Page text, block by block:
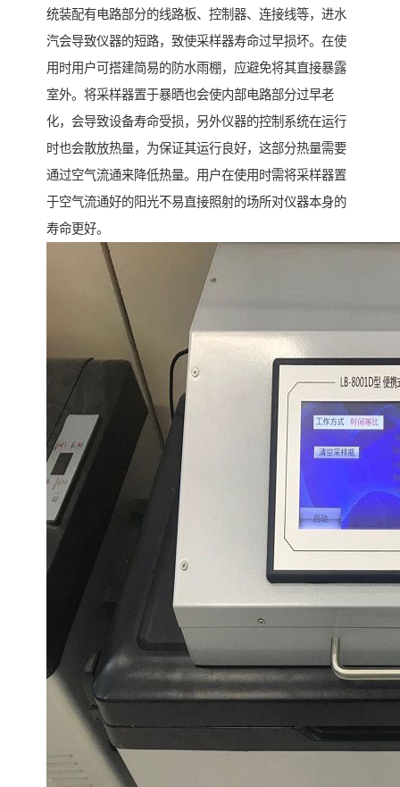
统装配有电路部分的线路板、控制器、连接线等，进水
汽会导致仪器的短路，致使采样器寿命过早损坏。在使
用时用户可搭建简易的防水雨棚，应避免将其直接暴露
室外。将采样器置于暴晒也会使内部电路部分过早老
化，会导致设备寿命受损，另外仪器的控制系统在运行
时也会散放热量，为保证其运行良好，这部分热量需要
通过空气流通来降低热量。用户在使用时需将采样器置
于空气流通好的阳光不易直接照射的场所对仪器本身的
寿命更好。